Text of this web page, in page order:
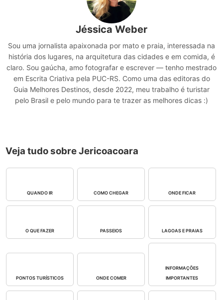
Jéssica Weber
Sou uma jornalista apaixonada por mato e praia, interessada na
história dos lugares, na arquitetura das cidades e em comida, é
claro. Sou gaúcha, amo fotografar e escrever — tenho mestrado
em Escrita Criativa pela PUC-RS. Como uma das editoras do
Guia Melhores Destinos, desde 2022, meu trabalho é turistar
pelo Brasil e pelo mundo para te trazer as melhores dicas :)
Veja tudo sobre Jericoacoara
QUANDO IR COMO CHEGAR ONDE FICAR
O QUE FAZER PASSEIOS LAGOAS E PRAIAS
PONTOS TURÍSTICOS ONDE COMER
INFORMAÇÕES
IMPORTANTES